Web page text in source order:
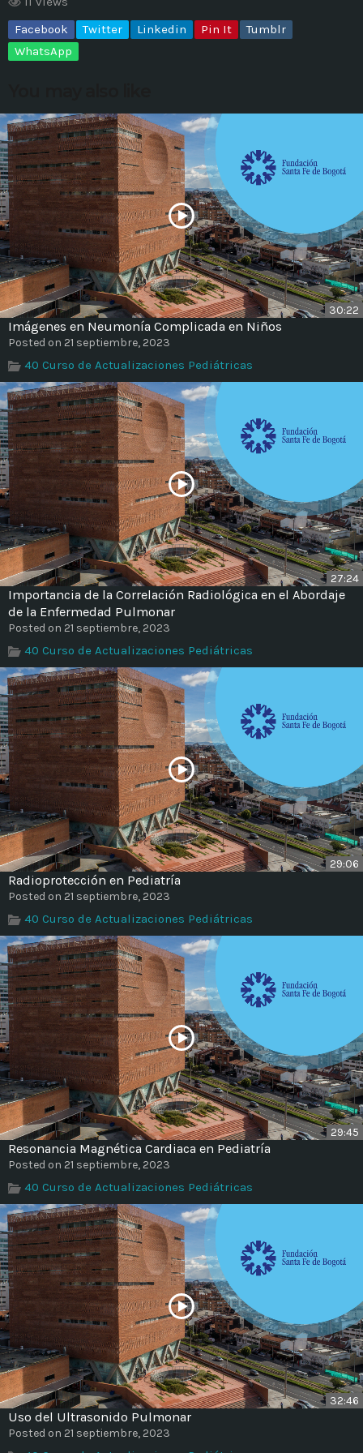
MOST UPVOTED
DESIGN ADMINISTRATOR
Validating Enterprise
Architectures In The Current
Time
Facebook
Twitter Linkedin Pin It
Tumblr
WhatsApp
30:22
Imágenes en Neumonía Complicada en Niños
Posted on 21 septiembre, 2023
40 Curso de Actualizaciones Pediátricas
27:24
Importancia de la Correlación Radiológica en el Abordaje
de la Enfermedad Pulmonar
Posted on 21 septiembre, 2023
40 Curso de Actualizaciones Pediátricas
29:06
Radioprotección en Pediatría
Posted on 21 septiembre, 2023
40 Curso de Actualizaciones Pediátricas
29:45
Resonancia Magnética Cardiaca en Pediatría
Posted on 21 septiembre, 2023
40 Curso de Actualizaciones Pediátricas
32:46
Uso del Ultrasonido Pulmonar
Posted on 21 septiembre, 2023